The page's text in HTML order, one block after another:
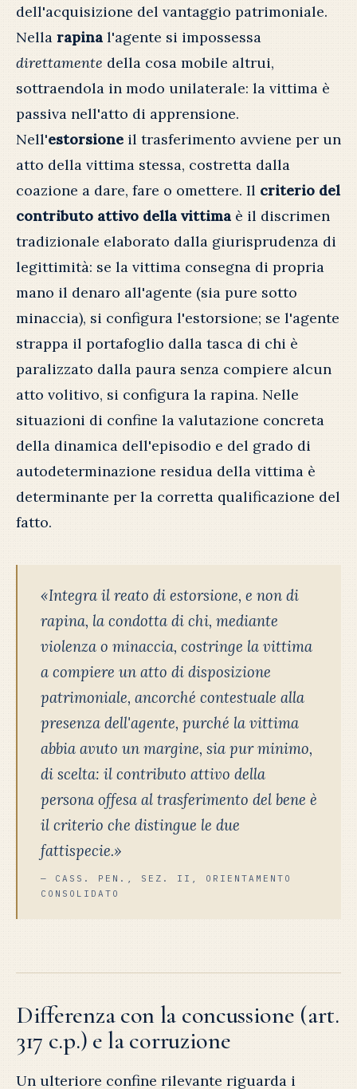
dell'acquisizione del vantaggio patrimoniale.
Nella rapina l'agente si impossessa
direttamente della cosa mobile altrui,
sottraendola in modo unilaterale: la vittima è
passiva nell'atto di apprensione.
Nell'estorsione il trasferimento avviene per un
atto della vittima stessa, costretta dalla
coazione a dare, fare o omettere. Il criterio del
contributo attivo della vittima è il discrimen
tradizionale elaborato dalla giurisprudenza di
legittimità: se la vittima consegna di propria
mano il denaro all'agente (sia pure sotto
minaccia), si configura l'estorsione; se l'agente
strappa il portafoglio dalla tasca di chi è
paralizzato dalla paura senza compiere alcun
atto volitivo, si configura la rapina. Nelle
situazioni di confine la valutazione concreta
della dinamica dell'episodio e del grado di
autodeterminazione residua della vittima è
determinante per la corretta qualificazione del
fatto.
«Integra il reato di estorsione, e non di
rapina, la condotta di chi, mediante
violenza o minaccia, costringe la vittima
a compiere un atto di disposizione
patrimoniale, ancorché contestuale alla
presenza dell'agente, purché la vittima
abbia avuto un margine, sia pur minimo,
di scelta: il contributo attivo della
persona offesa al trasferimento del bene è
il criterio che distingue le due
fattispecie.»
— CASS. PEN., SEZ. II, ORIENTAMENTO
CONSOLIDATO
Differenza con la concussione (art.
317 c.p.) e la corruzione
Un ulteriore confine rilevante riguarda i